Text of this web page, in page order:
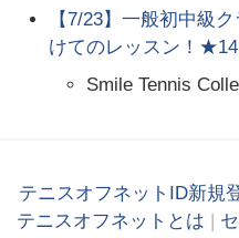
【7/23】一般初中級
けてのレッスン！
Smile Tennis
テニスオフネットID新規
テニスオフネットとは